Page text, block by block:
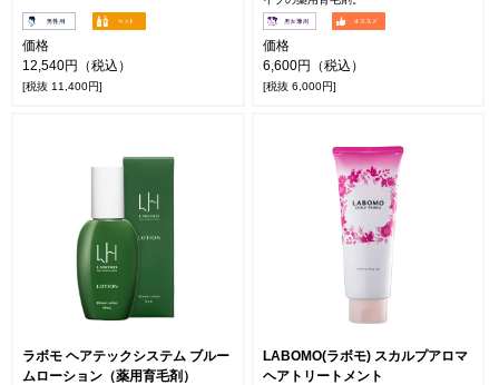
価格
12,540円（税込）
[税抜 11,400円]
価格
6,600円（税込）
[税抜 6,000円]
ラボモ ヘアテックシステム ブルー
ムローション（薬用育毛剤）
LABOMO(ラボモ) スカルプアロマ
ヘアトリートメント